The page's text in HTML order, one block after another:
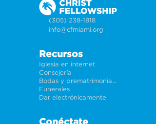
(305) 238-1818
info@cfmiami.org
Recursos
Iglesia en internet
Consejería
Bodas y prematrimoniales
Funerales
Dar electrónicamente